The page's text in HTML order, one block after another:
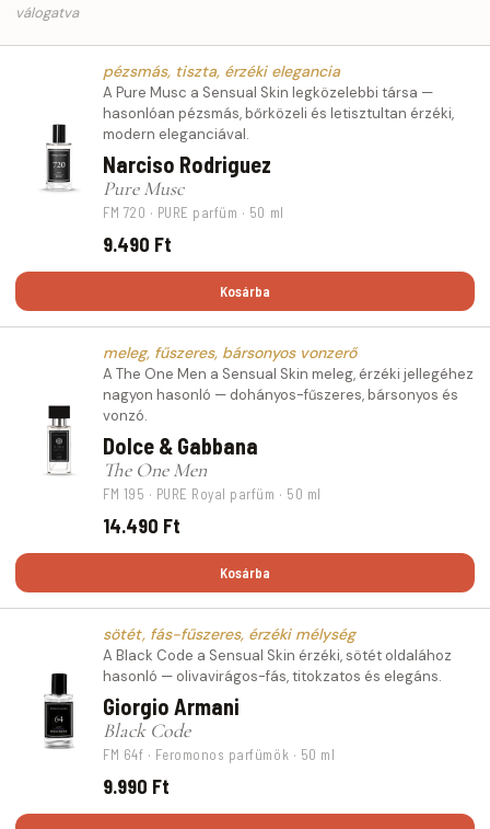
válogatva
pézsmás, tiszta, érzéki elegancia
A Pure Musc a Sensual Skin legközelebbi társa —
hasonlóan pézsmás, bőrközeli és letisztultan érzéki,
modern eleganciával.
Narciso Rodriguez
Pure Musc
FM 720 · PURE parfüm · 50 ml
9.490 Ft
Kosárba
meleg, fűszeres, bársonyos vonzerő
A The One Men a Sensual Skin meleg, érzéki jellegéhez
nagyon hasonló — dohányos-fűszeres, bársonyos és
vonzó.
Dolce & Gabbana
The One Men
FM 195 · PURE Royal parfüm · 50 ml
14.490 Ft
Kosárba
sötét, fás-fűszeres, érzéki mélység
A Black Code a Sensual Skin érzéki, sötét oldalához
hasonló — olivavirágos-fás, titokzatos és elegáns.
Giorgio Armani
Black Code
FM 64f · Feromonos parfümök · 50 ml
9.990 Ft